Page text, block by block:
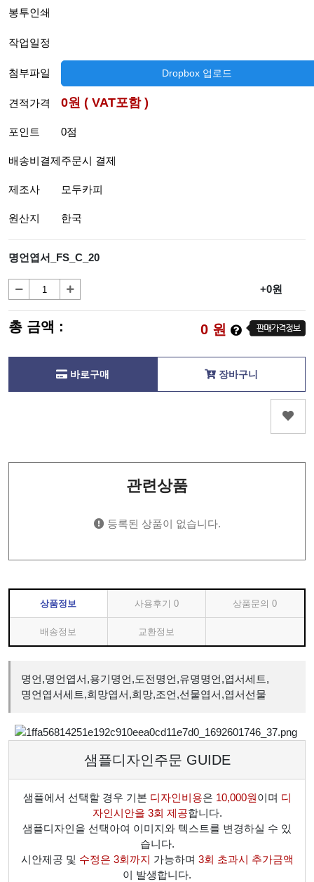
봉투인쇄
작업일정
첨부파일 Dropbox 업로드
견적가격 0원 ( VAT포함 )
포인트 0점
배송비결제주문시 결제
제조사 모두카피
원산지 한국
명언엽서_FS_C_20
+0원
총 금액 : 0 원
바로구매 장바구니
관련상품
등록된 상품이 없습니다.
상품정보 사용후기 0 상품문의0
배송정보 교환정보
명언,명언엽서,용기명언,도전명언,유명명언,엽서세트,
명언엽서세트,희망엽서,희망,조언,선물엽서,엽서선물
샘플디자인주문 GUIDE
샘플에서 선택할 경우 기본 디자인비용은 10,000원이며 디
자인시안을 3회 제공합니다.
샘플디자인을 선택아여 이미지와 텍스트를 변경하실 수 있
습니다.
시안제공 및 수정은 3회까지 가능하며 3회 초과시 추가금액
이 발생합니다.